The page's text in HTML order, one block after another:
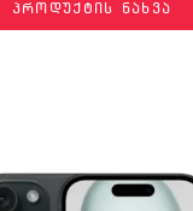
პროდუქტის ნახვა